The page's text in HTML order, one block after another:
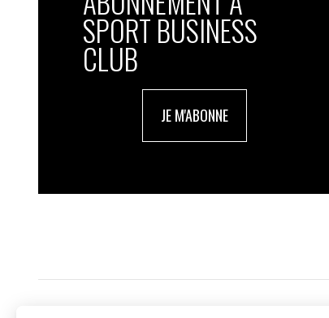
SPORT BUSINESS
CLUB
JE M'ABONNE